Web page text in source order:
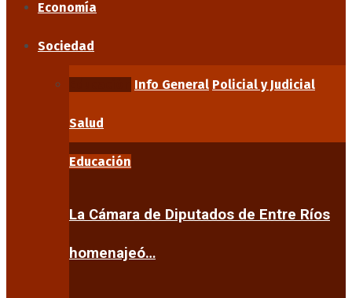
Economía
Sociedad
Info General Policial y Judicial
Salud
Educación
La Cámara de Diputados de Entre Ríos
homenajeó…